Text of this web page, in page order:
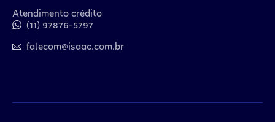
Atendimento crédito
(11) 97876-5797
falecom@isaac.com.br